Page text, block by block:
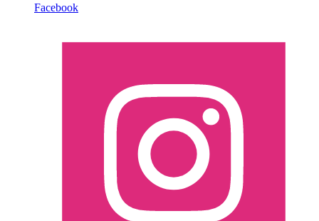
Facebook